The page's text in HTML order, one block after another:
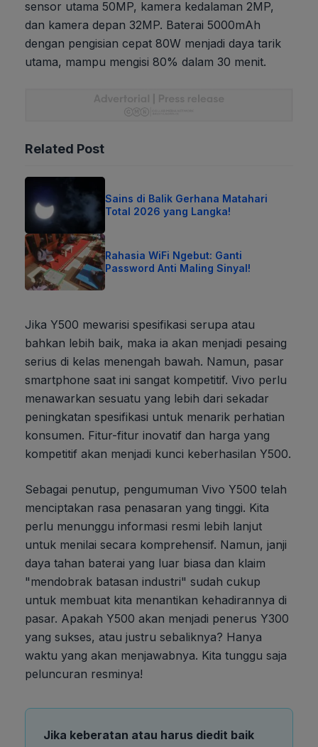
sensor utama 50MP, kamera kedalaman 2MP,
dan kamera depan 32MP. Baterai 5000mAh
dengan pengisian cepat 80W menjadi daya tarik
utama, mampu mengisi 80% dalam 30 menit.
Related Post
Sains di Balik Gerhana Matahari
Total 2026 yang Langka!
Rahasia WiFi Ngebut: Ganti
Password Anti Maling Sinyal!
Jika Y500 mewarisi spesifikasi serupa atau
bahkan lebih baik, maka ia akan menjadi pesaing
serius di kelas menengah bawah. Namun, pasar
smartphone saat ini sangat kompetitif. Vivo perlu
menawarkan sesuatu yang lebih dari sekadar
peningkatan spesifikasi untuk menarik perhatian
konsumen. Fitur-fitur inovatif dan harga yang
kompetitif akan menjadi kunci keberhasilan Y500.
Sebagai penutup, pengumuman Vivo Y500 telah
menciptakan rasa penasaran yang tinggi. Kita
perlu menunggu informasi resmi lebih lanjut
untuk menilai secara komprehensif. Namun, janji
daya tahan baterai yang luar biasa dan klaim
"mendobrak batasan industri" sudah cukup
untuk membuat kita menantikan kehadirannya di
pasar. Apakah Y500 akan menjadi penerus Y300
yang sukses, atau justru sebaliknya? Hanya
waktu yang akan menjawabnya. Kita tunggu saja
peluncuran resminya!
Jika keberatan atau harus diedit baik